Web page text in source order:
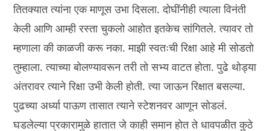
तितक्यात त्यांना एक माणूस उभा दिसला. दोघींनीही त्याला विनंती
केली आणि आम्ही रस्ता चुकलो आहोत इतकेच सांगितले. त्यावर तो
म्हणाला की काळजी करू नका. माझी स्वतःची रिक्षा आहे मी सोडतो
तुम्हाला. त्याच्या बोलण्यावरून तरी तो सभ्य वाटत होता. पुढे थोड्या
अंतरावर त्याने रिक्षा उभी केली होती. त्या जाऊन रिक्षात बसल्या.
पुढच्या अर्ध्या पाऊण तासात त्याने स्टेशनवर आणून सोडलं.
घडलेल्या प्रकारामुळे हातात जे काही समान होत ते धावपळीत कुठे